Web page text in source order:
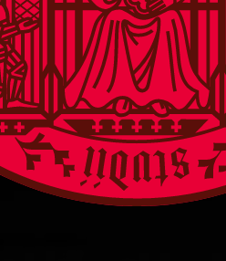
Griechenland bis hin
Atkinson, Violetta